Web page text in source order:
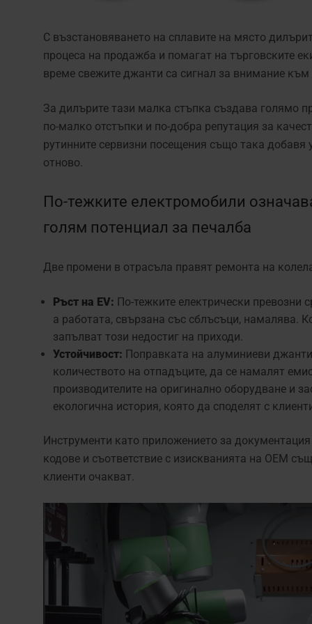
С възстановяването на сплавите на място
процеса на продажба и помагат на търговските
време свежите джанти са сигнал за внимание
За дилърите тази малка стъпка създава голямо
по-малко отстъпки и по-добра репутация за
рутинните сервизни посещения също така
отново.
По-тежките електромобили
голям потенциал за печалба
Две промени в отрасъла правят ремонта на
Ръст на EV: По-тежките електрически превозни
а работата, свързана със сблъсъци, намалява.
запълват този недостиг на приходи.
Устойчивост: Поправката на алуминиеви
количеството на отпадъците, да се намалят
производителите на оригинално оборудване и
екологична история, която да споделят с
Инструменти като приложението за
кодове и съответствие с изискванията на OEM
клиенти очакват.